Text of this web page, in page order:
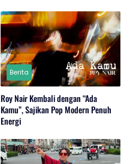
Berita
Roy Nair Kembali dengan “Ada
Kamu”, Sajikan Pop Modern Penuh
Energi